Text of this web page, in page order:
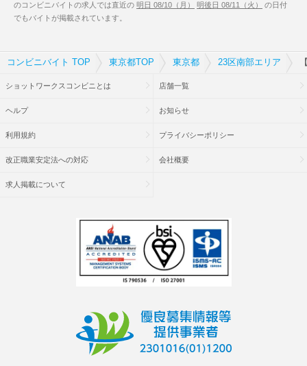
のコンビニバイトの求人では直近の 明日 08/10（月） 明後日 08/11（火）
の日付
でもバイトが掲載されています。
コンビニバイト TOP 東京都TOP 東京都 23区南部エリア
ショットワークスコンビニとは 店舗一覧
ヘルプ お知らせ
利用規約 プライバシーポリシー
改正職業安定法への対応 会社概要
求人掲載について